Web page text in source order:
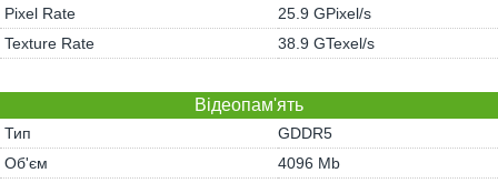
Pixel Rate
25.9 GPixel/s
Texture Rate
38.9 GTexel/s
Відеопам'ять
Тип
GDDR5
Об'єм
4096 Mb